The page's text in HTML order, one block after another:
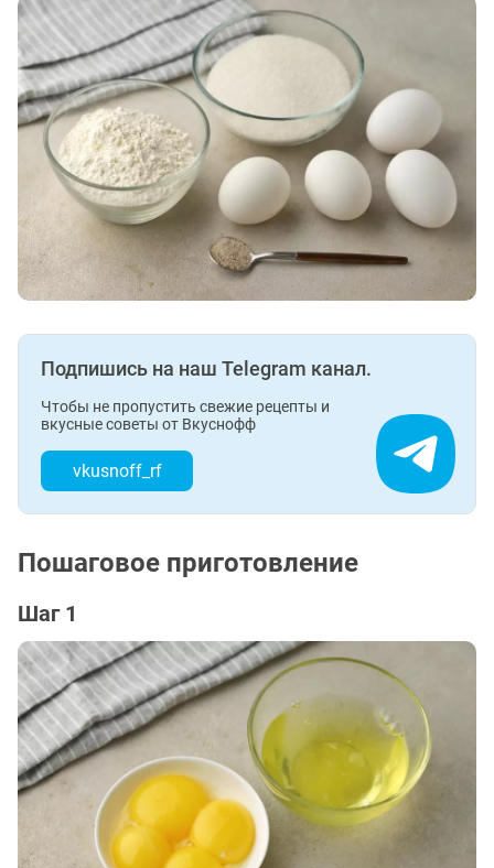
Подпишись на наш Telegram канал.
Чтобы не пропустить свежие рецепты и
вкусные советы от Вкуснофф
vkusnoff_rf
Пошаговое приготовление
Шаг 1